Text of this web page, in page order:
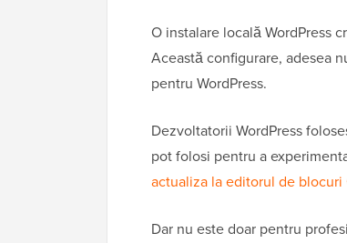
O instalare locală WordPress
Această configurare, adesea
pentru WordPress.
Dezvoltatorii WordPress
pot folosi pentru a
actualiza la editorul de blocuri
Dar nu este doar pentru